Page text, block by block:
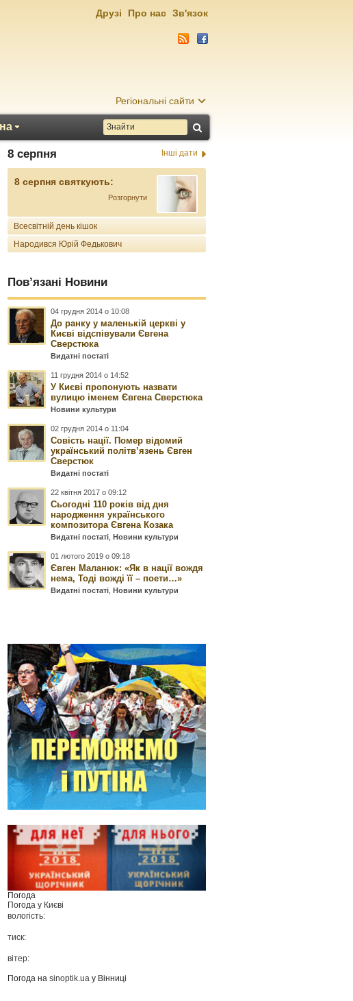
Регіональні сайти
Друзі Про нас Зв'язок
8 серпня Інші дати
8 серпня святкують:
Розгорнути
Всесвітній день кішок
Народився Юрій Федькович
Пов’язані Новини
04 грудня 2014 о 10:08
До ранку у маленькій церкві у
Києві відспівували Євгена
Сверстюка
Видатні постаті
11 грудня 2014 о 14:52
У Києві пропонують назвати
вулицю іменем Євгена Сверстюка
Новини культури
02 грудня 2014 о 11:04
Совість нації. Помер відомий
український політв’язень Євген
Сверстюк
Видатні постаті
22 квітня 2017 о 09:12
Сьогодні 110 років від дня
народження українського
композитора Євгена Козака
Видатні постаті Новини культури
01 лютого 2019 о 09:18
Євген Маланюк: «Як в нації вождя
нема, Тоді вожді її – поети…»
Видатні постаті Новини культури
Погода
Погода у Києві
вологість:
тиск:
вітер:
Погода наsinoptik.ua у Вінниці